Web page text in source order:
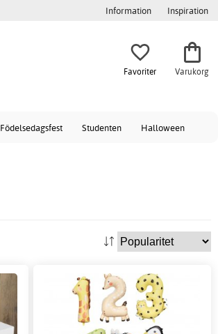
Information Inspiration
Favoriter Varukorg
Födelsedagsfest Studenten Halloween